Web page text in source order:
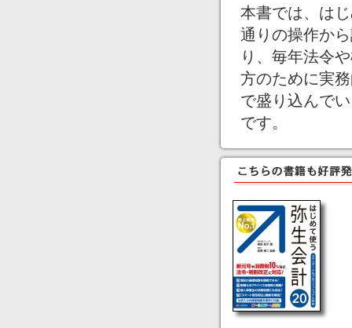
本書では、は
通りの操作か
り、毎年法令
方のために実
で盛り込んで
です。